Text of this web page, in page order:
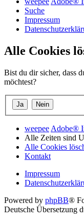
Suche
Impressum
Alle Cookies
Bist du dir sicher, dass
möchtest?
weepee Adobe®
Alle Zeiten sind
Alle Cookies
Kontakt
Impressum
Powered by phpBB®
Deutsche Übersetzung